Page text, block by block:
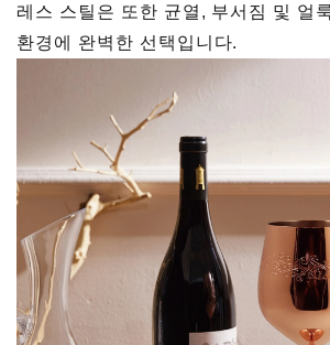
레스 스틸은 또한 균열, 부서짐 및 얼
환경에 완벽한 선택입니다.